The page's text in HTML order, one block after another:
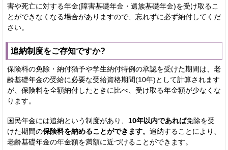
害や死亡に対する年金(障害基礎年金・遺族基礎年金)を受け取るこ
とができなくなる場合がありますので、忘れずに必ず納付してくだ
さい。
追納制度をご存知ですか?
保険料の免除・納付猶予や学生納付特例の承認を受けた期間は、老
齢基礎年金の受給に必要な受給資格期間(10年)として計算されます
が、保険料を全額納付したときに比べ、受け取る年金額が少なくな
ります。
国民年金には追納という制度があり、 10年以内であれば免除を受
けた期間の保険料を納めることができます。 追納することにより、
老齢基礎年金の年金額を満額に近づけることができます。